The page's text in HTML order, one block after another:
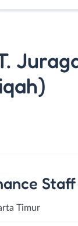
Staff
Timur